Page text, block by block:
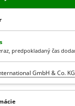
Do košíka
> > >